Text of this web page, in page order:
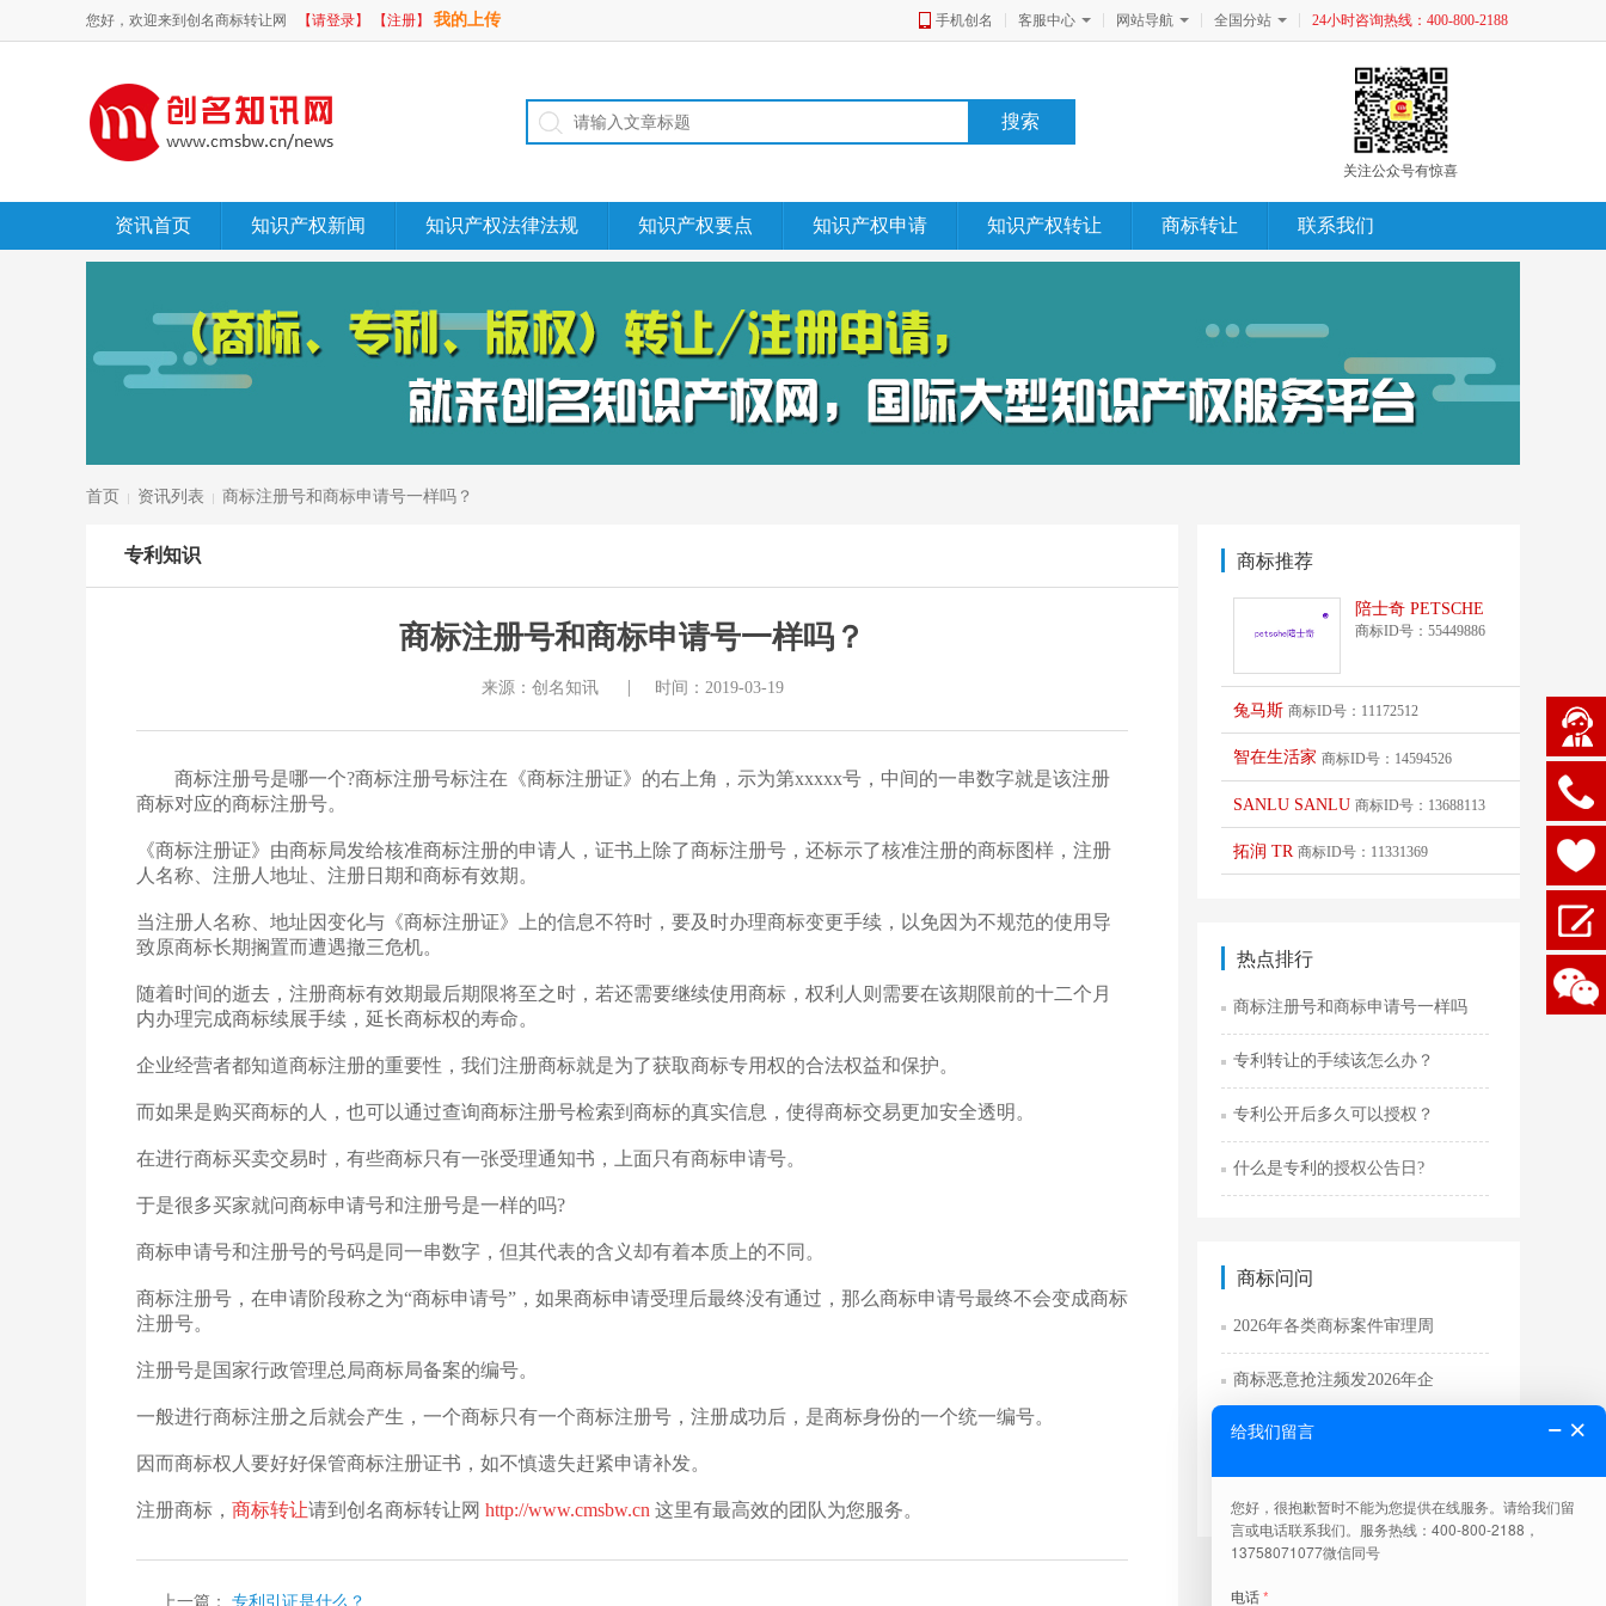
您好，欢迎来到创名商标转让网 【请登录】 【注册】 我的上传 手机创名 客服中心 网站导航 全国分站 24小时咨询热线：400-800-2188
关注公众号有惊喜
资讯首页 知识产权新闻 知识产权法律法规 知识产权要点 知识产权申请 知识产权转让 商标转让 联系我们
首页 | 资讯列表 | 商标注册号和商标申请号一样吗？
商标推荐
陪士奇 PETSCHE
商标ID号：55449886
兔马斯 商标ID号：11172512
智在生活家 商标ID号：14594526
SANLU SANLU 商标ID号：13688113
拓润 TR 商标ID号：11331369
热点排行
商标注册号和商标申请号一样吗
专利转让的手续该怎么办？
专利公开后多久可以授权？
什么是专利的授权公告日?
商标问问
2026年各类商标案件审理周
商标恶意抢注频发2026年企
2026商标侵权新规判例90
专利知识
商标注册号和商标申请号一样吗？
来源：创名知讯 | 时间：2019-03-19
商标注册号是哪一个?商标注册号标注在《商标注册证》的右上角，示为第xxxxx号，中间的一串数字就是该注册
商标对应的商标注册号。
《商标注册证》由商标局发给核准商标注册的申请人，证书上除了商标注册号，还标示了核准注册的商标图样，注册
人名称、注册人地址、注册日期和商标有效期。
当注册人名称、地址因变化与《商标注册证》上的信息不符时，要及时办理商标变更手续，以免因为不规范的使用导
致原商标长期搁置而遭遇撤三危机。
随着时间的逝去，注册商标有效期最后期限将至之时，若还需要继续使用商标，权利人则需要在该期限前的十二个月
内办理完成商标续展手续，延长商标权的寿命。
企业经营者都知道商标注册的重要性，我们注册商标就是为了获取商标专用权的合法权益和保护。
而如果是购买商标的人，也可以通过查询商标注册号检索到商标的真实信息，使得商标交易更加安全透明。
在进行商标买卖交易时，有些商标只有一张受理通知书，上面只有商标申请号。
于是很多买家就问商标申请号和注册号是一样的吗?
商标申请号和注册号的号码是同一串数字，但其代表的含义却有着本质上的不同。
商标注册号，在申请阶段称之为“商标申请号”，如果商标申请受理后最终没有通过，那么商标申请号最终不会变成商标
注册号。
注册号是国家行政管理总局商标局备案的编号。
一般进行商标注册之后就会产生，一个商标只有一个商标注册号，注册成功后，是商标身份的一个统一编号。
因而商标权人要好好保管商标注册证书，如不慎遗失赶紧申请补发。
注册商标， 商标转让请到创名商标转让网 http://www.cmsbw.cn 这里有最高效的团队为您服务。
上一篇： 专利引证是什么？